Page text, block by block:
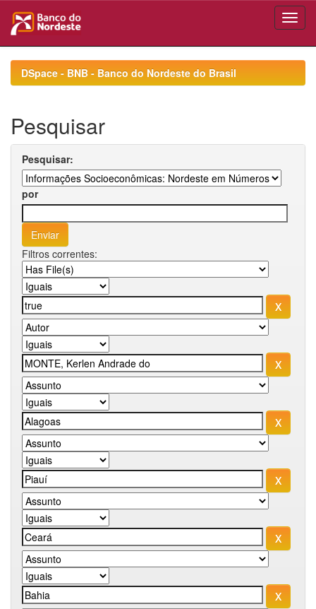
navigationDSpace - BNB - Banco do Nordeste do Brasil
Pesquisar
Pesquisar:
por
Filtros correntes: